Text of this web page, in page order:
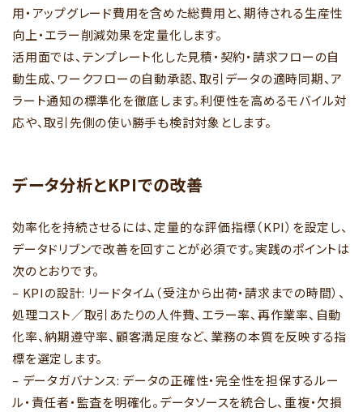
用・アップグレード費用を含めた総費用と、期待される生産性
向上・エラー削減効果を定量化します。
活用面では、テンプレート化した見積・契約・請求フローの自
動生成、ワークフローの自動承認、取引データの適時同期、ア
ラート通知の標準化を徹底します。利便性を高めるモバイル対
応や、取引先側の使い勝手も検討対象とします。
データ分析とKPIでの改善
効率化を持続させるには、定量的な評価指標（KPI）を設定し、
データドリブンで改善を回すことが必須です。実践のポイントは
次のとおりです。
– KPIの設計: リードタイム（受注から出荷・請求までの時間）、
処理コスト／取引あたりの人件費、エラー率、再作業率、自動
化率、納期遵守率、顧客満足度など、業務の本質を反映する指
標を選定します。
– データガバナンス: データの正確性・完全性を担保するルー
ル・責任者・監査を明確化。データソースを統合し、重複・欠損